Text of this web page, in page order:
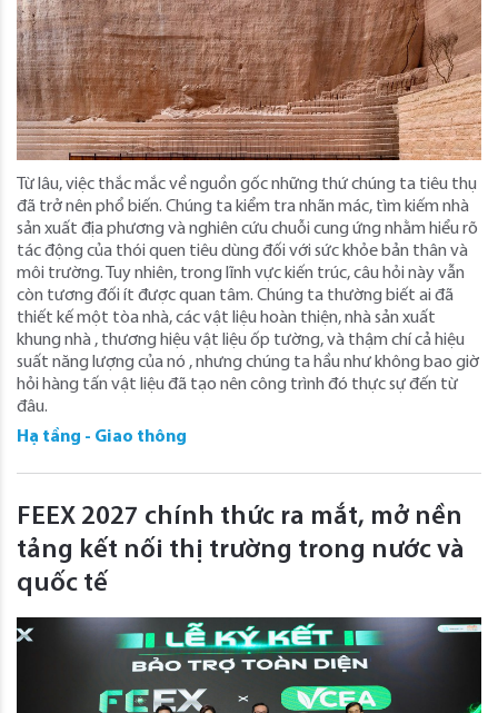
Từ lâu, việc thắc mắc về nguồn gốc những thứ chúng ta tiêu thụ
đã trở nên phổ biến. Chúng ta kiểm tra nhãn mác, tìm kiếm nhà
sản xuất địa phương và nghiên cứu chuỗi cung ứng nhằm hiểu rõ
tác động của thói quen tiêu dùng đối với sức khỏe bản thân và
môi trường. Tuy nhiên, trong lĩnh vực kiến ​​trúc, câu hỏi này vẫn
còn tương đối ít được quan tâm. Chúng ta thường biết ai đã
thiết kế một tòa nhà, các vật liệu hoàn thiện, nhà sản xuất
khung nhà , thương hiệu vật liệu ốp tường, và thậm chí cả hiệu
suất năng lượng của nó , nhưng chúng ta hầu như không bao giờ
hỏi hàng tấn vật liệu đã tạo nên công trình đó thực sự đến từ
đâu.
Hạ tầng - Giao thông
FEEX 2027 chính thức ra mắt, mở nền
tảng kết nối thị trường trong nước và
quốc tế